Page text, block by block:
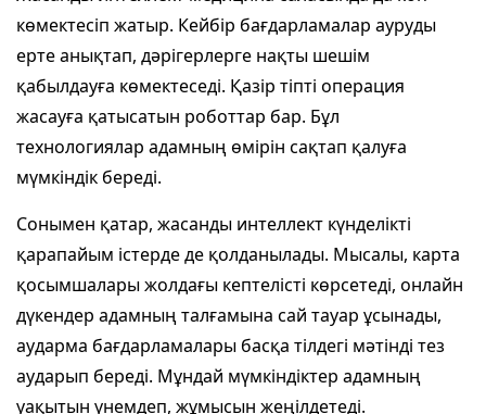
көмектесіп жатыр. Кейбір бағдарламалар ауруды
ерте анықтап, дәрігерлерге нақты шешім
қабылдауға көмектеседі. Қазір тіпті операция
жасауға қатысатын роботтар бар. Бұл
технологиялар адамның өмірін сақтап қалуға
мүмкіндік береді.
Сонымен қатар, жасанды интеллект күнделікті
қарапайым істерде де қолданылады. Мысалы, карта
қосымшалары жолдағы кептелісті көрсетеді, онлайн
дүкендер адамның талғамына сай тауар ұсынады,
аударма бағдарламалары басқа тілдегі мәтінді тез
аударып береді. Мұндай мүмкіндіктер адамның
уақытын үнемдеп, жұмысын жеңілдетеді.